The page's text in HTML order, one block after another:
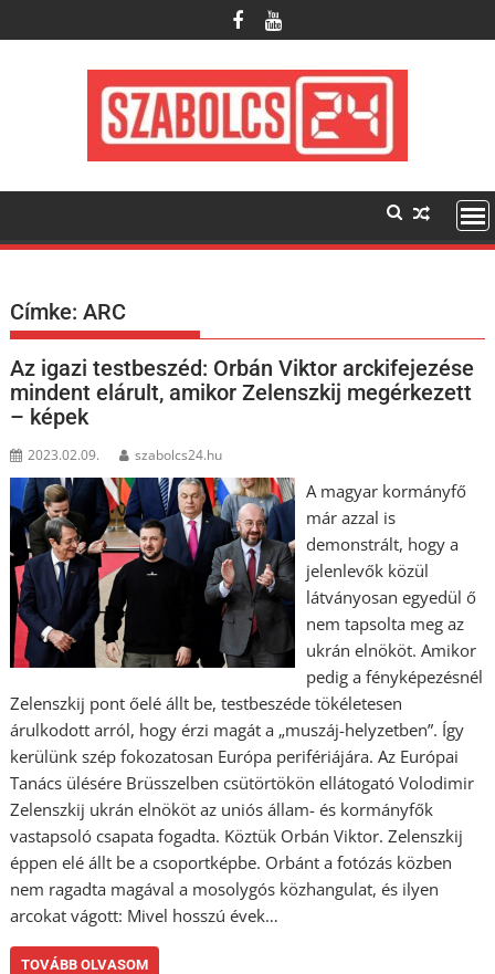
to
Címke:ARC
Az igazi testbeszéd: Orbán Viktor arckifejezése
mindent elárult, amikor Zelenszkij megérkezett
– képek
2023.02.09. szabolcs24.hu
A magyar kormányfő
már azzal is
demonstrált, hogy a
jelenlevők közül
látványosan egyedül ő
nem tapsolta meg az
ukrán elnököt. Amikor
pedig a fényképezésnél
Zelenszkij pont őelé állt be, testbeszéde tökéletesen
árulkodott arról, hogy érzi magát a „muszáj-helyzetben”. Így
kerülünk szép fokozatosan Európa perifériájára. Az Európai
Tanács ülésére Brüsszelben csütörtökön ellátogató Volodimir
Zelenszkij ukrán elnököt az uniós állam- és kormányfők
vastapsoló csapata fogadta. Köztük Orbán Viktor. Zelenszkij
éppen elé állt be a csoportképbe. Orbánt a fotózás közben
nem ragadta magával a mosolygós közhangulat, és ilyen
arcokat vágott: Mivel hosszú évek…
TOVÁBB OLVASOM